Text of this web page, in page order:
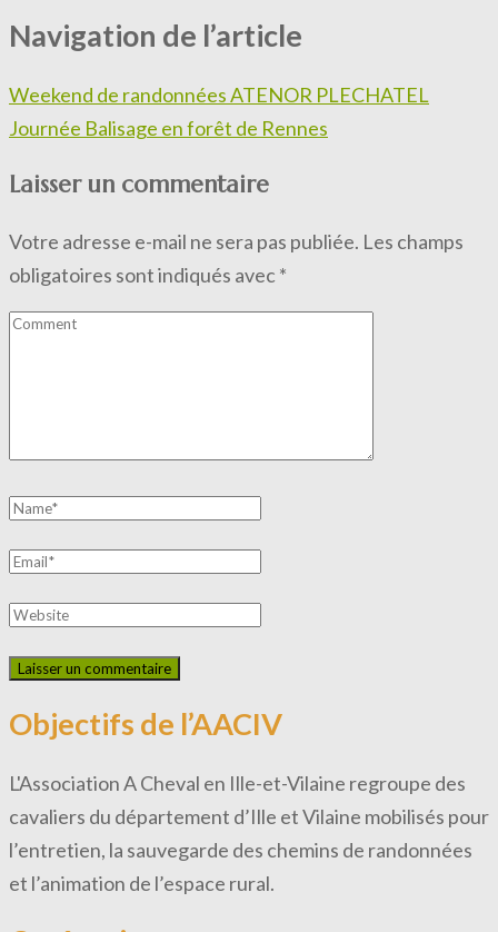
Navigation de l’article
Weekend de randonnées ATENOR PLECHATEL
Journée Balisage en forêt de Rennes
Laisser un commentaire
Votre adresse e-mail ne sera pas publiée. Les champs
obligatoires sont indiqués avec *
Objectifs de l’AACIV
L'Association A Cheval en Ille-et-Vilaine regroupe des
cavaliers du département d’Ille et Vilaine mobilisés pour
l’entretien, la sauvegarde des chemins de randonnées
et l’animation de l’espace rural.